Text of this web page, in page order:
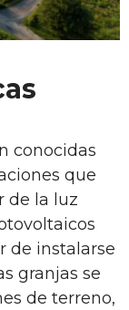
conocidas
que
de la luz
de instalarse
granjas se
de terreno,